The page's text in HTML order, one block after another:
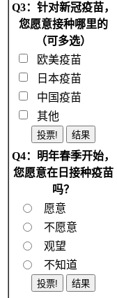
Q3：针对新冠疫苗，
您愿意接种哪里的
（可多选）
欧美疫苗
日本疫苗
中国疫苗
其他
Q4：明年春季开始，
您愿意在日接种疫苗
吗？
愿意
不愿意
观望
不知道